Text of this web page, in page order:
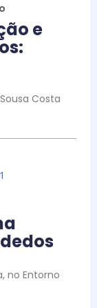
e
Costa
no Entorno